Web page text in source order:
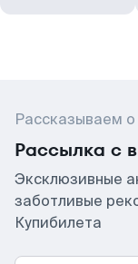
Рассказываем
Рассылка с
Эксклюзивные
заботливые
Купибилета